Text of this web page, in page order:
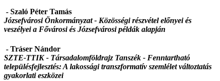
- Szaló Péter Tamás
Józsefvárosi Önkormányzat - Közösségi részvétel előnyei és
veszélyei a Fővárosi és Józsefvárosi példák alapján
- Tráser Nándor
SZTE-TTIK - Társadalomföldrajz Tanszék - Fenntartható
településfejlesztés: A lakossági transzformatív szemlélet változtatás
gyakorlati eszközei